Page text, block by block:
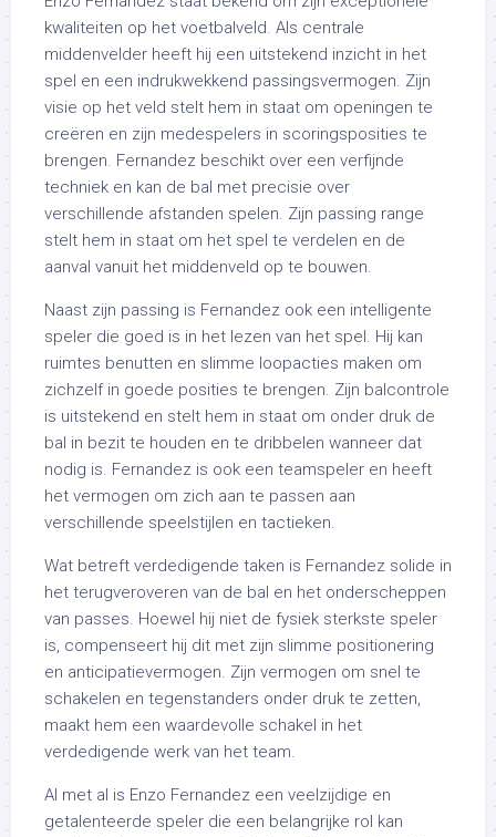
kwaliteiten op het voetbalveld. Als centrale
middenvelder heeft hij een uitstekend inzicht in het
spel en een indrukwekkend passingsvermogen. Zijn
visie op het veld stelt hem in staat om openingen te
creëren en zijn medespelers in scoringsposities te
brengen. Fernandez beschikt over een verfijnde
techniek en kan de bal met precisie over
verschillende afstanden spelen. Zijn passing range
stelt hem in staat om het spel te verdelen en de
aanval vanuit het middenveld op te bouwen.
Naast zijn passing is Fernandez ook een intelligente
speler die goed is in het lezen van het spel. Hij kan
ruimtes benutten en slimme loopacties maken om
zichzelf in goede posities te brengen. Zijn balcontrole
is uitstekend en stelt hem in staat om onder druk de
bal in bezit te houden en te dribbelen wanneer dat
nodig is. Fernandez is ook een teamspeler en heeft
het vermogen om zich aan te passen aan
verschillende speelstijlen en tactieken.
Wat betreft verdedigende taken is Fernandez solide in
het terugveroveren van de bal en het onderscheppen
van passes. Hoewel hij niet de fysiek sterkste speler
is, compenseert hij dit met zijn slimme positionering
en anticipatievermogen. Zijn vermogen om snel te
schakelen en tegenstanders onder druk te zetten,
maakt hem een waardevolle schakel in het
verdedigende werk van het team.
Al met al is Enzo Fernandez een veelzijdige en
getalenteerde speler die een belangrijke rol kan